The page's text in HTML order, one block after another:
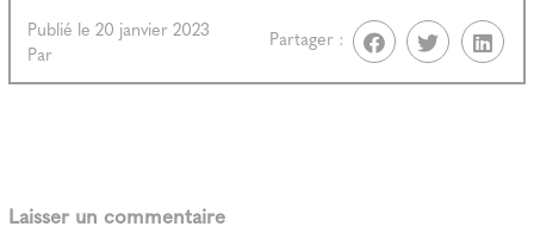
Publié le 20 janvier 2023
Par
Partager :
Laisser un commentaire